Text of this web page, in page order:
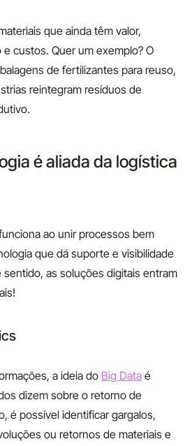
que ainda têm valor,
custos. Quer um exemplo? O
de fertilizantes para reuso,
reintegram resíduos de
é aliada da logística
ao unir processos bem
que dá suporte e visibilidade
sentido, as soluções digitais entram
a ideia do Big Data é
dizem sobre o retorno de
é possível identificar gargalos,
ou retornos de materiais e